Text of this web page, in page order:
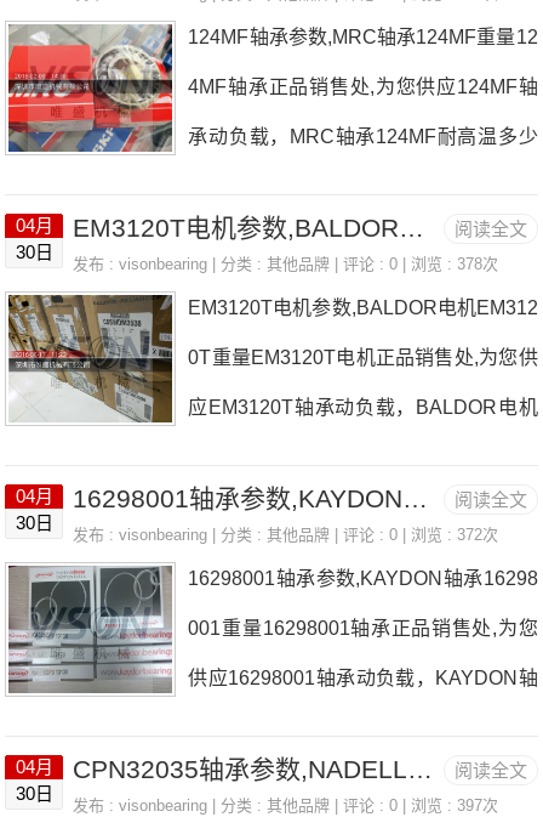
124MF轴承参数,MRC轴承124MF重量12
4MF轴承正品销售处,为您供应124MF轴
承动负载，MRC轴承124MF耐高温多少
纸，准确的124MF轴承价格，124MF轴
阅读全文
04月
30日
EM3120T电机参数,BALDOR电机EM3120T重量
发布 :visonbearing | 分类 :其他品牌 | 评论 : 0 | 浏览 : 378次
EM3120T电机参数,BALDOR电机EM312
0T重量EM3120T电机正品销售处,为您供
应EM3120T轴承动负载，BALDOR电机
0T电机尺寸参数以及图纸，准确的EM31
阅读全文
04月
30日
16298001轴承参数,KAYDON轴承16298001重量
发布 :visonbearing | 分类 :其他品牌 | 评论 : 0 | 浏览 : 372次
16298001轴承参数,KAYDON轴承16298
001重量16298001轴承正品销售处,为您
供应16298001轴承动负载，KAYDON轴
8001轴承尺寸参数以及图纸，准确的162
阅读全文
04月
30日
CPN32035轴承参数,NADELLA轴承CPN32035重量
发布 :visonbearing | 分类 :其他品牌 | 评论 : 0 | 浏览 : 397次